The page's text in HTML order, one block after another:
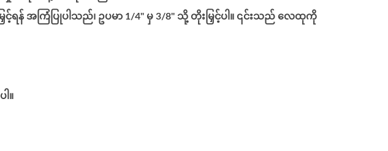
အကြံပြုပါသည်၊ ဥပမာ 1/4" မှ 3/8" သို့ တိုးမြှင့်ပါ။ ၎င်းသည် လေထုကို
။